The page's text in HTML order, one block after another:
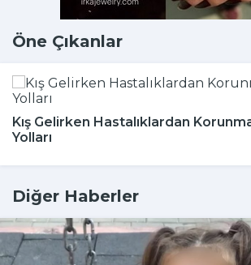
Öne Çıkanlar
Kış Gelirken Hastalıklardan
Yolları
Diğer Haberler